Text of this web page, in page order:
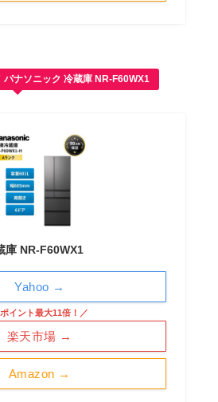
ナソニック 冷蔵庫 NR-F60WX1
庫 NR-F60WX1
Amazon →
イント最大11倍！／
楽天市場 →
Yahoo →